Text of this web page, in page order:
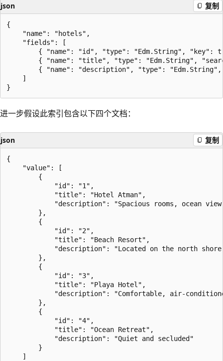
json 复制
{
    "name": "hotels",
    "fields": [
{ "name": "id", "type": "Edm.String", "key":
{ "name": "title", "type": "Edm.String",
{ "name": "description", "type":
    ]
进一步假设此索引包含以下四个文档：
json 复制
{
    "value": [
        {
            "id": "1",
            "title": "Hotel Atman",
"description": "Spacious rooms, ocean
        },
        {
            "id": "2",
            "title": "Beach Resort",
"description": "Located on the north
        },
        {
            "id": "3",
            "title": "Playa Hotel",
"description": "Comfortable, air-
        },
        {
            "id": "4",
            "title": "Ocean Retreat",
            "description": "Quiet and secluded"
        }
    ]